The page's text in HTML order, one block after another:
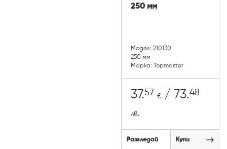
250 мм
Модел: 210130
250 мм
Марка: Topmaster
37.57 € / 73.48
лв.
Разгледай Купи